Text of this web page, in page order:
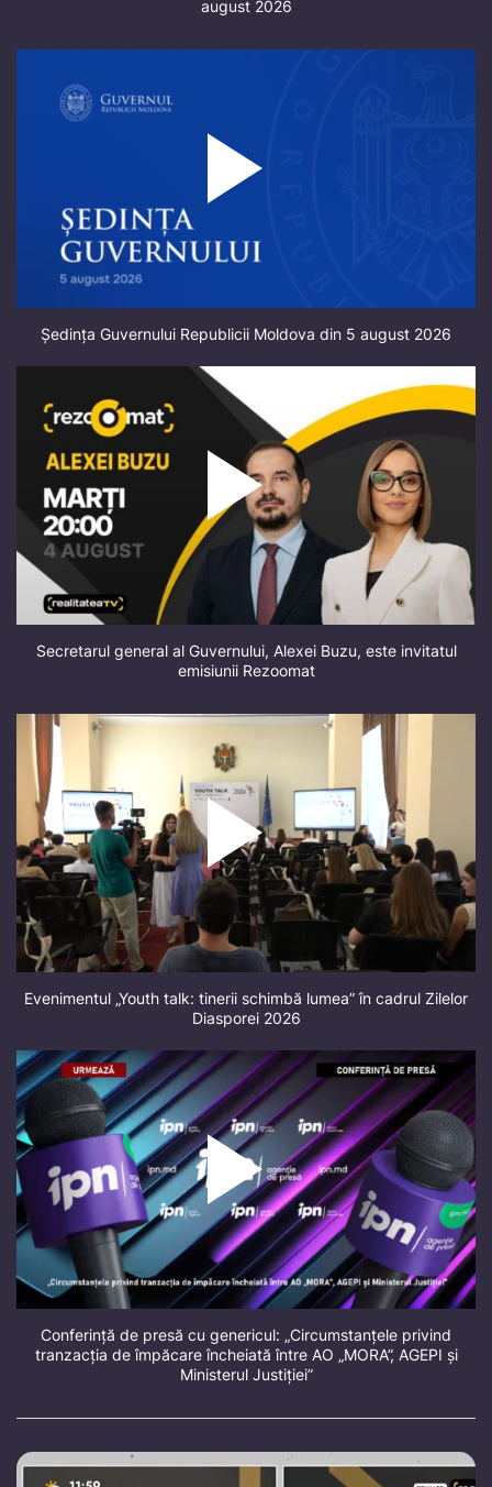
august 2026
Ședința Guvernului Republicii Moldova din 5 august 2026
Secretarul general al Guvernului, Alexei Buzu, este invitatul
emisiunii Rezoomat
Evenimentul „Youth talk: tinerii schimbă lumea” în cadrul Zilelor
Diasporei 2026
Conferință de presă cu genericul: „Circumstanțele privind
tranzacția de împăcare încheiată între AO „MORA”, AGEPI și
Ministerul Justiției”